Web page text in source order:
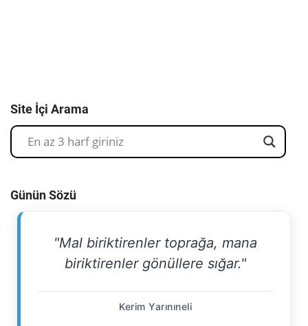
Site İçi Arama
Günün Sözü
"Mal biriktirenler toprağa, mana
biriktirenler gönüllere sığar."
Kerim Yarınıneli